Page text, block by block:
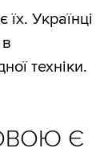
Українці
техніки.
Є